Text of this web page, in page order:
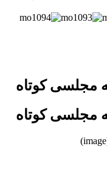
مجلسی کوتاه
مجلسی کوتاه